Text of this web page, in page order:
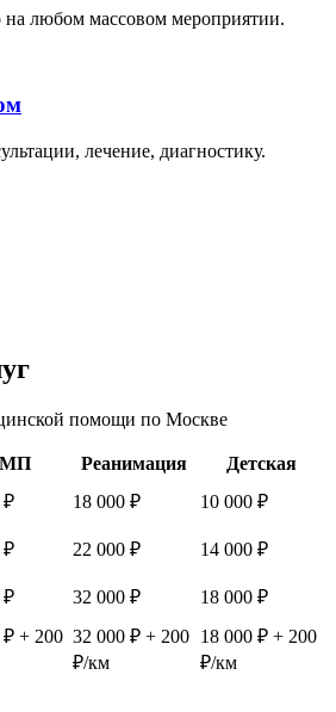
на любом массовом мероприятии.
лечение, диагностику.
помощи по Москве
Реанимация
Детская
₽ 18 000 ₽
10 000 ₽
₽ 22 000 ₽
14 000 ₽
₽ 32 000 ₽
18 000 ₽
₽ + 200 32 000 ₽ + 200
₽/км
18 000 ₽ + 200
₽/км